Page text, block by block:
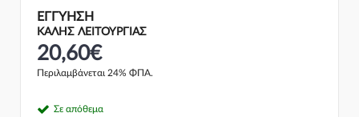
ΕΓΓΎΗΣΗ
ΚΑΛΗΣ ΛΕΙΤΟΥΡΓΙΑΣ
20,60€
Περιλαμβάνεται 24% ΦΠΑ.
Σε απόθεμα